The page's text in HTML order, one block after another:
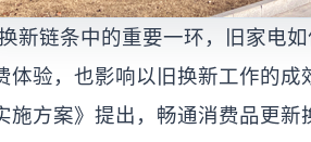
链条中的重要一环，旧家电
体验，也影响以旧换新工作的
施方案》提出，畅通消费品更